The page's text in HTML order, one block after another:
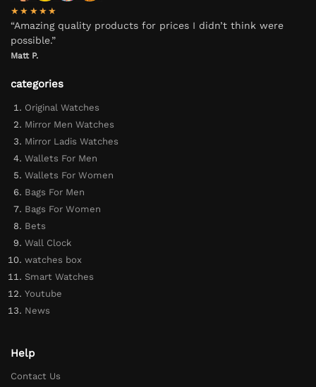
★★★★★
“Amazing quality products for prices I didn’t think were
possible.”
Matt P.
categories
Original Watches
Mirror Men Watches
Mirror Ladis Watches
Wallets For Men
Wallets For Women
Bags For Men
Bags For Women
Bets
Wall Clock
watches box
Smart Watches
Youtube
News
Help
Contact Us